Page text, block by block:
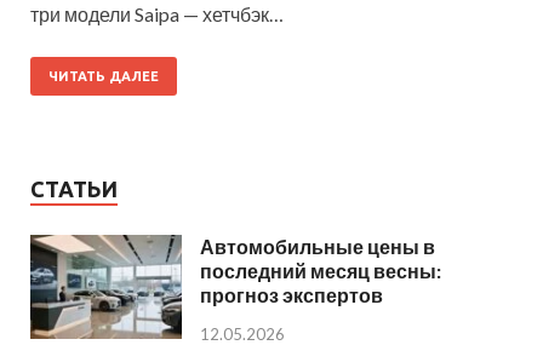
три модели Saipa — хетчбэк…
ЧИТАТЬ ДАЛЕЕ
СТАТЬИ
Автомобильные цены в
последний месяц весны:
прогноз экспертов
12.05.2026